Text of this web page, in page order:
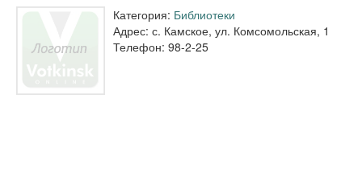
Категория: Библиотеки
Адрес: с. Камское, ул. Комсомольская, 1
Телефон: 98-2-25